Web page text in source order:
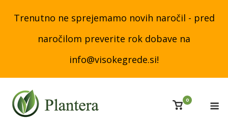
Trenutno ne sprejemamo novih naročil - pred
naročilom preverite rok dobave na
info@visokegrede.si!
View
0